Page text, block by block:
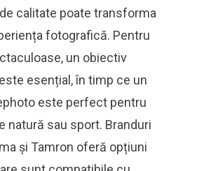
calitate poate transforma
fotografică. Pentru
un obiectiv
esențial, în timp ce un
este perfect pentru
natură sau sport. Branduri
și Tamron oferă opțiuni